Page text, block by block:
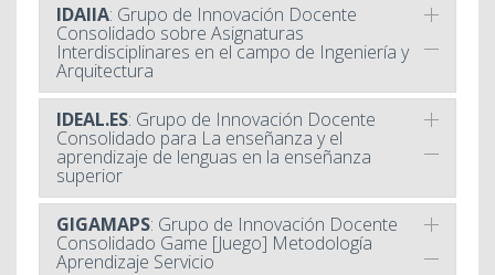
IDAIIA: Grupo de Innovación Docente
Consolidado sobre Asignaturas
Interdisciplinares en el campo de Ingeniería y
Arquitectura
IDEAL.ES: Grupo de Innovación Docente
Consolidado para La enseñanza y el
aprendizaje de lenguas en la enseñanza
superior
GIGAMAPS: Grupo de Innovación Docente
Consolidado Game [Juego] Metodología
Aprendizaje Servicio